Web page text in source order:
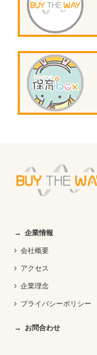
企業情報
会社概要
アクセス
企業理念
プライバシーポリシー
お問合わせ